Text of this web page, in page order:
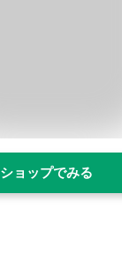
ショップでみる